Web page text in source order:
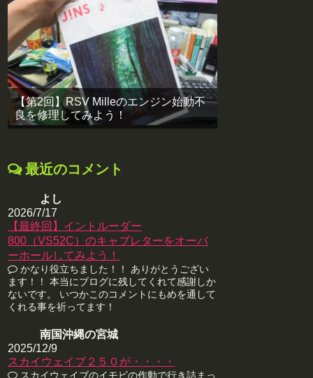
【第2回】RSV Milleのエンジン始動不
良を修理してみよう！
最近のコメント
よし
2026/7/17
【最終回】イントルーダー
800（VS52C）のキャブレターをオーバ
ーホールしてみよう！
かなり役立ちました！！ ありがとうござい
ます！！ 本当にブログに残してくれて感謝しか
ないです。 いつかこのコメントにもめを通して
くれる事を祈ってます！
南国沖縄の宮城
2025/12/9
スカイウェイブ２５０が・・・・
スカイウェイブのイモビの作動で行き詰まっ